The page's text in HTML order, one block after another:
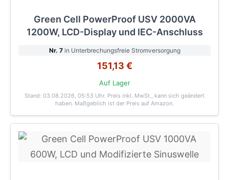
Green Cell PowerProof USV 2000VA
1200W, LCD-Display und IEC-Anschluss
Nr. 7in Unterbrechungsfreie Stromversorgung
151,13 €
Auf Lager
Stand: 03.08.2026, 05:53 Uhr. Preis inkl. MwSt., kann sich geändert
haben. Maßgeblich ist der Preis auf Amazon.